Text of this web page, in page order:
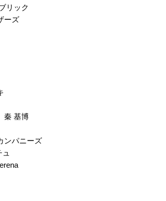
リック
ーズ
秦 基博
ンパニーズ